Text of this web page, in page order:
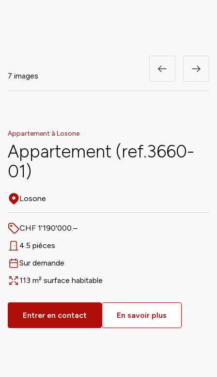
7 images
Appartement à Losone
Appartement (ref.3660-
01)
Adresse
Losone
Prix
CHF 1'190'000.–
Nombre de pièces
4.5 pièces
Disponible dès
Sur demande
Surface
113 m² surface habitable
Entrer en contact En savoir plus